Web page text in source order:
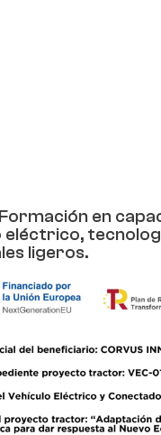
en
eléctrico,
ligeros.